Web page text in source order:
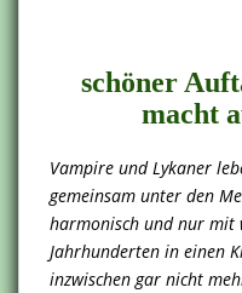
schöner
macht
Vampire und Lykaner
gemeinsam unter den
harmonisch und nur mit
Jahrhunderten in einen
inzwischen gar nicht